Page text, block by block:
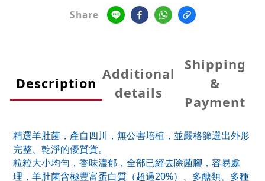
Share
Description
Additional
details
Shipping
&
Payment
精選羊肚菌，產自四川，無公害培植，並嚴格篩選出外形
完整、乾淨的優質貨。
粒粒大小均勻，香味濃郁，全部已經去除菌腳，容易處
理，羊肚菌含極豐富蛋白質（超過20%）、多醣類、多種